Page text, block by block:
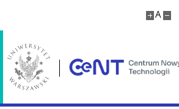
A
Research highlights
Media